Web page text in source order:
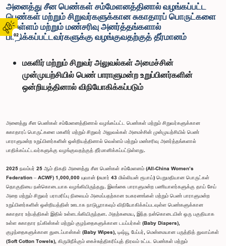
02
அனைத்து சீன பெண்கள் சம்மேளனத்தினால் வழங்கப்பட்ட
பெண்கள் மற்றும் சிறுவர்களுக்கான சுகாதாரப் பொருட்களை
வெள்ளம் மற்றும் மண்சரிவு அனர்த்தங்களால்
பாதிக்கப்பட்டவர்களுக்கு வழங்குவதற்குத் தீர்மானம்
மகளிர் மற்றும் சிறுவர் அலுவல்கள் அமைச்சின்
முன்முயற்சியில் பெண் பாராளுமன்ற உறுப்பினர்களின்
ஒன்றியத்தினால் விநியோகிக்கப்படும்
அனைத்து சீன பெண்கள் சம்மேளனத்தினால் வழங்கப்பட்ட பெண்கள் மற்றும் சிறுவர்களுக்கான
சுகாதாரப் பொருட்களை மகளிர் மற்றும் சிறுவர் அலுவல்கள் அமைச்சின் முன்முயற்சியில் பெண்
பாராளுமன்ற உறுப்பினர்களின் ஒன்றியத்தினால் வெள்ளம் மற்றும் மண்சரிவு அனர்த்தங்களால்
பாதிக்கப்பட்டவர்களுக்கு வழங்குவதற்குத் தீர்மானிக்கப்பட்டுள்ளது.
2025 நவம்பர் 25 ஆம் திகதி அனைத்து சீன பெண்கள் சம்மேளனம் (All-China Women’s
Federation – ACWF) 1,000,000 யுவான் (சுமார் 43 மில்லியன் ரூபாய்) பெறுமதியான பொருட்கள்
தொகுதியை நன்கொடையாக வழங்கியிருந்தது. இலங்கை பாராளுமன்ற பணியாளர்களுக்கு தாய் சேய்
அறை மற்றும் சிறுவர் பராமரிப்பு நிலையம் அமைப்பதற்கான உபகரணங்கள் மற்றும் பெண் பாராளுமன்ற
உறுப்பினர்களின் ஒன்றியத்தின் ஊடாக நாடுபூராகவும் விநியோகிக்கப்படவுள்ள பெண்களுக்கான
சுகாதார உற்பத்திகள் இதில் உள்ளடங்கியிருந்தன. அதற்கமைய, இந்த நன்கொடையின் ஒரு பகுதியாக
உள்ள சுகாதார நப்கின்கள் மற்றும் குழந்தைகளுக்கான டயப்பர்கள் (Baby Diapers),
குழந்தைகளுக்கான துடைப்பான்கள் (Baby Wipes), டிஷ்யூ பேப்பர், மென்மையான பருத்தித் துவாய்கள்
(Soft Cotton Towels), கிருமிநீக்கும் கைச்சுத்திகரிப்புத் திரவம் உட்பட பெண்கள் மற்றும்